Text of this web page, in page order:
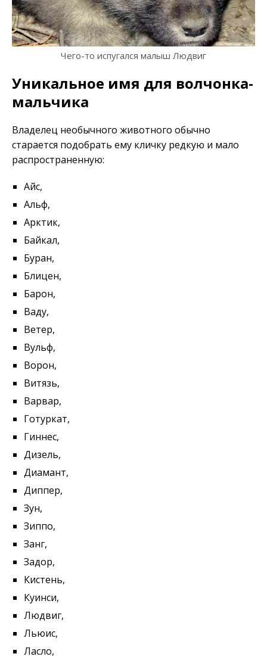
Чего-то испугался малыш Людвиг
Уникальное имя для волчонка-
мальчика
Владелец необычного животного обычно
старается подобрать ему кличку редкую и мало
распространенную:
Айс,
Альф,
Арктик,
Байкал,
Буран,
Блицен,
Барон,
Ваду,
Ветер,
Вульф,
Вopoн,
Витязь,
Варвар,
Готуркат,
Гиннес,
Дизель,
Диамант,
Диппер,
Зун,
Зиппо,
Занг,
Задор,
Киcтeнь,
Куинси,
Людвиг,
Льюис,
Ласло,